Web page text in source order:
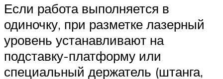
Если работа выполняется в
одиночку, при разметке лазерный
уровень устанавливают на
подставку-платформу или
специальный держатель (штанга,